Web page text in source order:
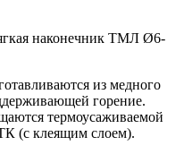
наконечник ТМЛ Ø6-
из медного
горение.
термоусаживаемой
(с клеящим слоем).